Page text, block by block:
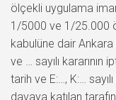
ölçekli uygulama
1/5000 ve 1/25.000
kabulüne dair
ve … sayılı kararının
tarih ve E:…, K:…
davaya katılan